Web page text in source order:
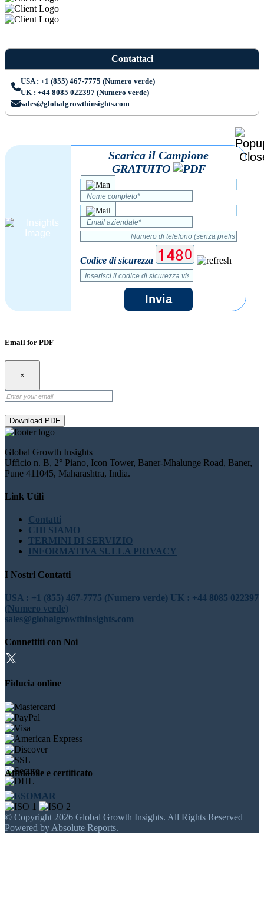
Contattaci
USA : +1 (855) 467-7775 (Numero verde)
UK : +44 8085 022397 (Numero verde)
sales@globalgrowthinsights.com
Scarica il Campione
GRATUITO
Codice di sicurezza
Invia
Email for PDF
×
Download PDF
Global Growth Insights
Ufficio n. B, 2° Piano, Icon Tower, Baner-Mhalunge Road, Baner,
Pune 411045, Maharashtra, India.
Link Utili
Contatti
CHI SIAMO
TERMINI DI SERVIZIO
INFORMATIVA SULLA PRIVACY
I Nostri Contatti
USA : +1 (855) 467-7775 (Numero verde) UK : +44 8085 022397
(Numero verde)
sales@globalgrowthinsights.com
Connettiti con Noi
Fiducia online
Affidabile e certificato
© Copyright 2026 Global Growth Insights. All Rights Reserved |
Powered by Absolute Reports.